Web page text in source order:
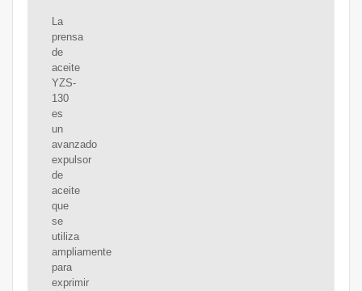
La
prensa
de
aceite
YZS-
130
es
un
avanzado
expulsor
de
aceite
que
se
utiliza
ampliamente
para
exprimir